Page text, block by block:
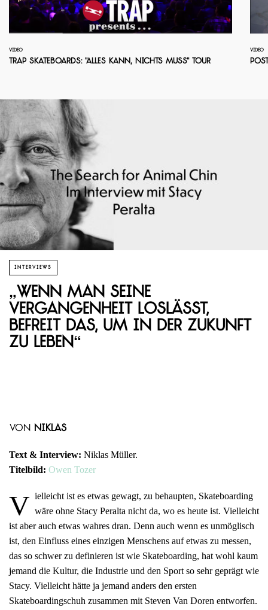
VIDEO
TRAP Skateboards: "Alles Kann, Nichts Muss" Tour
VIDEO
INTERVIEWS
„Wenn man seine
Vergangenheit loslässt,
befreit das, um in der Zukunft
zu leben“
von Niklas
Text & Interview: Niklas Müller.
Titelbild: Owen Tozer
V ielleicht ist es etwas gewagt, zu behaupten, Skateboarding
wäre ohne Stacy Peralta nicht da, wo es heute ist. Vielleicht
ist aber auch etwas wahres dran. Denn auch wenn es unmöglisch
ist, den Einfluss eines einzigen Menschens auf etwas zu messen,
das so schwer zu definieren ist wie Skateboarding, hat wohl kaum
jemand die Kultur, die Industrie und den Sport so sehr geprägt wie
Stacy. Vielleicht hätte ja jemand anders den ersten
Skateboardingschuh zusammen mit Steven Van Doren entworfen.